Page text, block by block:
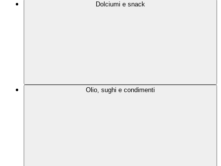
Dolciumi e snack
Olio, sughi e condimenti